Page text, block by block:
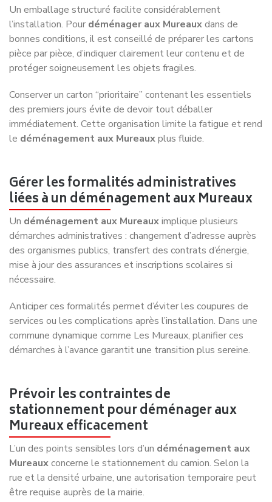
Un emballage structuré facilite considérablement
l’installation. Pour déménager aux Mureauxdans de
bonnes conditions, il est conseillé de préparer les cartons
pièce par pièce, d’indiquer clairement leur contenu et de
protéger soigneusement les objets fragiles.
Conserver un carton “prioritaire” contenant les essentiels
des premiers jours évite de devoir tout déballer
immédiatement. Cette organisation limite la fatigue et rend
le déménagement aux Mureauxplus fluide.
Gérer les formalités administratives
liées à un déménagement aux Mureaux
Un déménagement aux Mureauximplique plusieurs
démarches administratives : changement d’adresse auprès
des organismes publics, transfert des contrats d’énergie,
mise à jour des assurances et inscriptions scolaires si
nécessaire.
Anticiper ces formalités permet d’éviter les coupures de
services ou les complications après l’installation. Dans une
commune dynamique comme Les Mureaux, planifier ces
démarches à l’avance garantit une transition plus sereine.
Prévoir les contraintes de
stationnement pour déménager aux
Mureaux efficacement
L’un des points sensibles lors d’un déménagement aux
Mureauxconcerne le stationnement du camion. Selon la
rue et la densité urbaine, une autorisation temporaire peut
être requise auprès de la mairie.